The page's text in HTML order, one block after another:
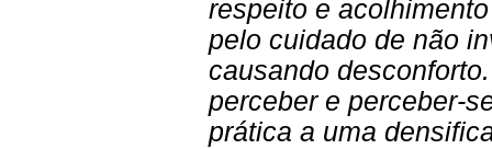
respeito e
pelo cuidado de não
causando
perceber e perceber-
prática a uma